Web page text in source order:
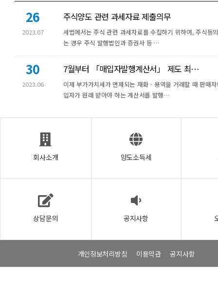
26
2023.07
주식양도 관련 과세자료 제출의무
세법에서는 주식 관련 과세자료를 수집하기 위하여, 주식등
는 경우 주식 발행법인과 증권사 등 …
30
2023.06
7월부터 「매입자발행계산서」 제도 최…
이제 부가가치세가 면제되는 재화ㆍ용역을 거래할 때 판매
입자가 원래 받아야 하는 계산서를 발행…
회사소개 양도소득세
상담문의 공지사항
개인정보처리방침 이용약관 공지사항